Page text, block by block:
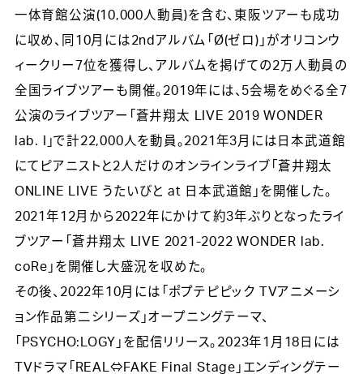
一体育館公演(10,000人動員)を含む、東阪ツアーも成功
に収め、同10月には2ndアルバム「Ø(ゼロ)」がオリコンウ
ィークリー7位を獲得し、アルバムを掲げての2万人動員の
全国ライブツアーも開催。2019年には、5会場をめぐる全7
公演のライブツアー「蒼井翔太 LIVE 2019 WONDER
lab. I」で計22,000人を動員。2021年3月には日本武道館
にてピアニストと2人だけのオンラインライブ「蒼井翔太
ONLINE LIVE うたいびと at 日本武道館」を開催した。
2021年12月から2022年にかけて約3年ぶりとなったライ
ブツアー「蒼井翔太 LIVE 2021-2022 WONDER lab.
coRe」を開催し大盛況を収めた。
その後、2022年10月には「ポプテピピック TVアニメーシ
ョン作品第二シリーズ」オープニングテーマ、
「PSYCHO:LOGY」を配信リリース。2023年1月18日には
TVドラマ「REAL⇔FAKE Final Stage」エンディングテー